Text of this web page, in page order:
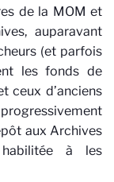
de la MOM et
auparavant
(et parfois
les fonds de
ceux d’anciens
aux Archives
habilitée à les